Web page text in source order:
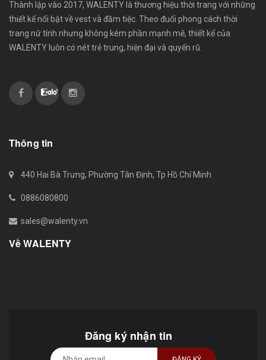
Thành lập vào 2017, WALENTY là thương hiệu thời trang với những
thiết kế nổi bật về vest và đầm tiệc. Theo đuổi phong cách thời
trang nữ tính nhưng không kém phần mạnh mẽ, thiết kế của
WALENTY luôn có nét trẻ trung, hiện đại và quyến rũ.
Thông tin
440 Hai Bà Trưng, Phường Tân Định, Tp Hồ Chí Minh
0886080800
sales@walenty.vn
Về WALENTY
Đăng ký nhận tin